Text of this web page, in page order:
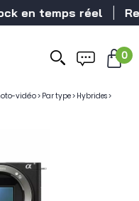
temps réel
0
vidéo> Par type> Hybrides>